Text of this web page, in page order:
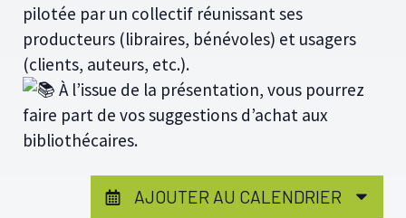
pilotée par un collectif réunissant ses
producteurs (libraires, bénévoles) et usagers
(clients, auteurs, etc.).
À l’issue de la présentation, vous pourrez
faire part de vos suggestions d’achat aux
bibliothécaires.
AJOUTER AU CALENDRIER